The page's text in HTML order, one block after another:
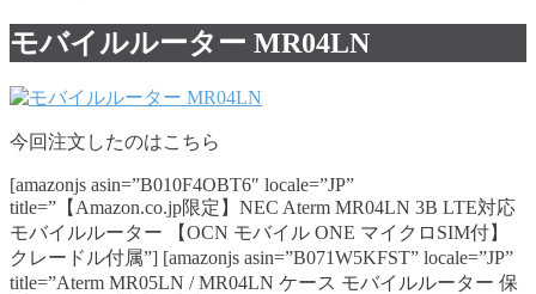
モバイルルーター MR04LN
今回注文したのはこちら
[amazonjs asin=”B010F4OBT6″ locale=”JP”
title=”【Amazon.co.jp限定】NEC Aterm MR04LN 3B LTE対応
モバイルルーター 【OCN モバイル ONE マイクロSIM付】
クレードル付属”] [amazonjs asin=”B071W5KFST” locale=”JP”
title=”Aterm MR05LN / MR04LN ケース モバイルルーター 保